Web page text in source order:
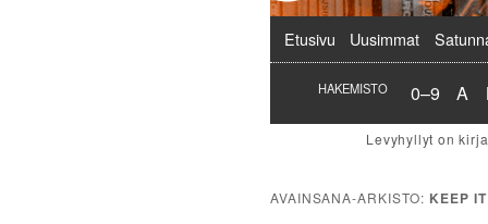
Päävalikko
Etusivu Uusimmat
HAKEMISTO 0–9 A
AVAINSANA-ARKISTO: KEEP